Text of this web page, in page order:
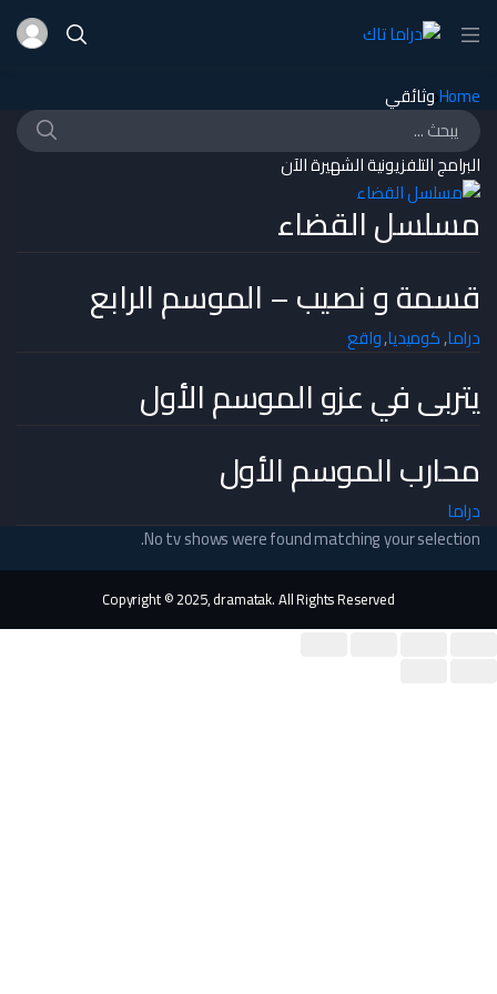
Homeوثائقي
No tv shows were found matching your selection.
Search for:
بحث
البرامج التلفزيونية الشهيرة الآن
مسلسل القضاء
قسمة و نصيب – الموسم الرابع
دراما,كوميديا,واقع
يتربى في عزو الموسم الأول
محارب الموسم الأول
دراما
Copyright © 2025, dramatak. All Rights Reserved